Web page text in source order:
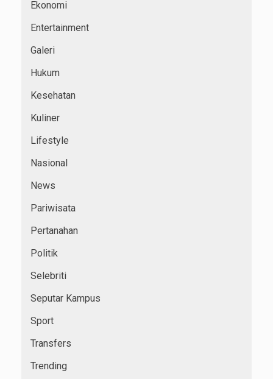
Ekonomi
Entertainment
Galeri
Hukum
Kesehatan
Kuliner
Lifestyle
Nasional
News
Pariwisata
Pertanahan
Politik
Selebriti
Seputar Kampus
Sport
Transfers
Trending